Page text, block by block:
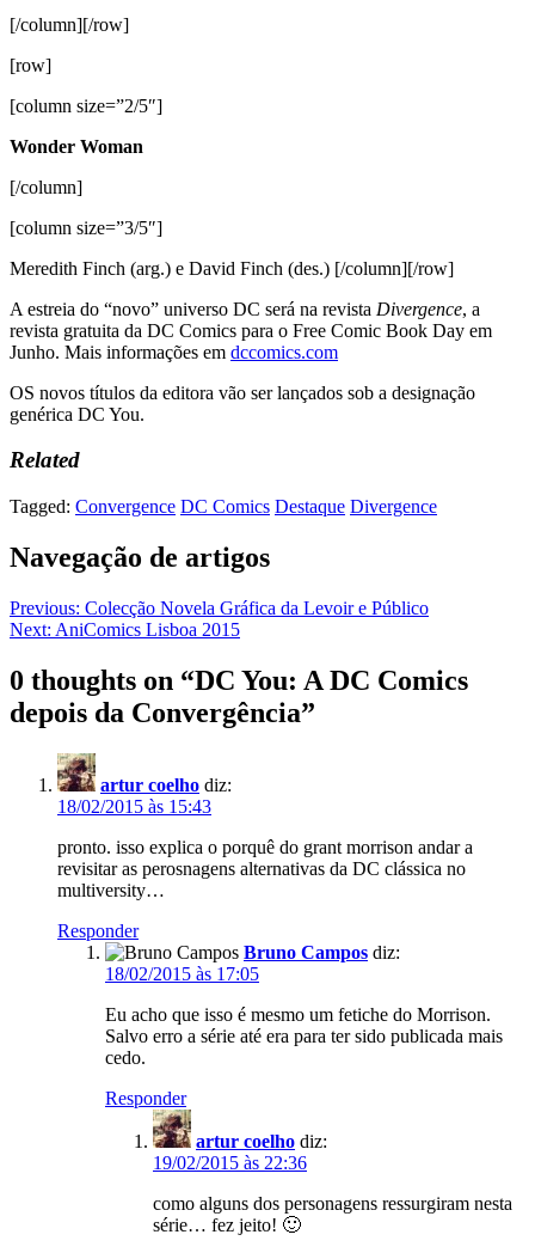
[/column][/row]
[row]
[column size=”2/5″]
Wonder Woman
[/column]
[column size=”3/5″]
Meredith Finch (arg.) e David Finch (des.) [/column][/row]
A estreia do “novo” universo DC será na revista Divergence, a
revista gratuita da DC Comics para o Free Comic Book Day em
Junho. Mais informações em dccomics.com
OS novos títulos da editora vão ser lançados sob a designação
genérica DC You.
Related
Tagged: Convergence DC Comics Destaque Divergence
Navegação de artigos
Previous: Colecção Novela Gráfica da Levoir e Público
Next: AniComics Lisboa 2015
0 thoughts on “DC You: A DC Comics
depois da Convergência”
artur coelho diz:
18/02/2015 às 15:43
pronto. isso explica o porquê do grant morrison andar a
revisitar as perosnagens alternativas da DC clássica no
multiversity…
Responder
Bruno Campos diz:
18/02/2015 às 17:05
Eu acho que isso é mesmo um fetiche do Morrison.
Salvo erro a série até era para ter sido publicada mais
cedo.
Responder
artur coelho diz:
19/02/2015 às 22:36
como alguns dos personagens ressurgiram nesta
série… fez jeito! 🙂